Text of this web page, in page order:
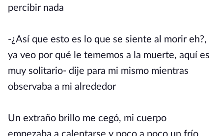
percibir nada
-¿Así que esto es lo que se siente al morir eh?,
ya veo por qué le tememos a la muerte, aquí es
muy solitario- dije para mi mismo mientras
observaba a mi alrededor
Un extraño brillo me cegó, mi cuerpo
empezaba a calentarse y poco a poco un frío